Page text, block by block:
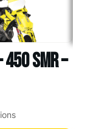
SMR –